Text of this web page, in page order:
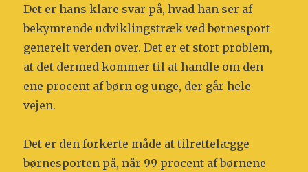
Det er hans klare svar på, hvad han ser af
bekymrende udviklingstræk ved børnesport
generelt verden over. Det er et stort problem,
at det dermed kommer til at handle om den
ene procent af børn og unge, der går hele
vejen.
Det er den forkerte måde at tilrettelægge
børnesporten på, når 99 procent af børnene